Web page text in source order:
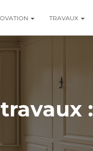
TRAVAUX
: